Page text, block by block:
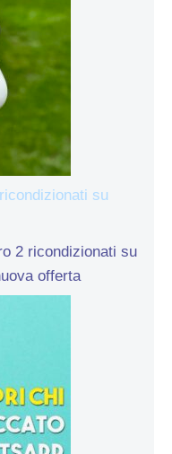
su
2 ricondizionati su
offerta